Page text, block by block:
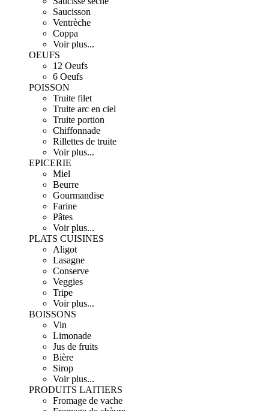
Saucisson
Ventrèche
Coppa
Voir plus...
OEUFS
12 Oeufs
6 Oeufs
POISSON
Truite filet
Truite arc en ciel
Truite portion
Chiffonnade
Rillettes de truite
Voir plus...
EPICERIE
Miel
Beurre
Gourmandise
Farine
Pâtes
Voir plus...
PLATS CUISINES
Aligot
Lasagne
Conserve
Veggies
Tripe
Voir plus...
BOISSONS
Vin
Limonade
Jus de fruits
Bière
Sirop
Voir plus...
PRODUITS LAITIERS
Fromage de vache